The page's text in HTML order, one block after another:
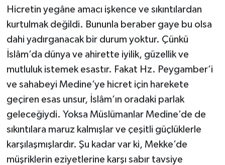
Hicretin yegâne amacı işkence ve sıkıntılardan
kurtulmak değildi. Bununla beraber gaye bu olsa
dahi yadırganacak bir durum yoktur. Çünkü
İslâm’da dünya ve ahirette iyilik, güzellik ve
mutluluk istemek esastır. Fakat Hz. Peygamber’i
ve sahabeyi Medine’ye hicret için harekete
geçiren esas unsur, İslâm’ın oradaki parlak
geleceğiydi. Yoksa Müslümanlar Medine’de de
sıkıntılara maruz kalmışlar ve çeşitli güçlüklerle
karşılaşmışlardır. Şu kadar var ki, Mekke’de
müşriklerin eziyetlerine karşı sabır tavsiye